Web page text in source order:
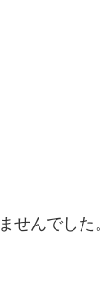
せんでした。